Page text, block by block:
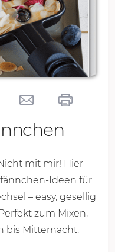
mit mir! Hier
Ideen für
– easy, gesellig
zum Mixen,
bis Mitternacht.